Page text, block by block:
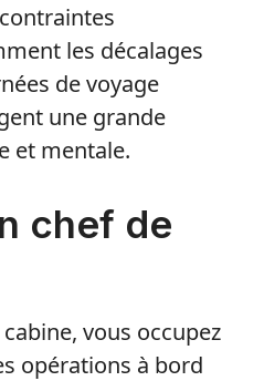
les décalages
de voyage
une grande
et mentale.
chef de
vous occupez
opérations à bord